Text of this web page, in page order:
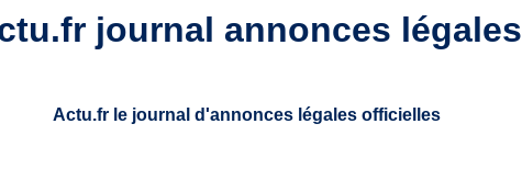
journal annonces légales
Actu.fr le journal d'annonces légales officielles